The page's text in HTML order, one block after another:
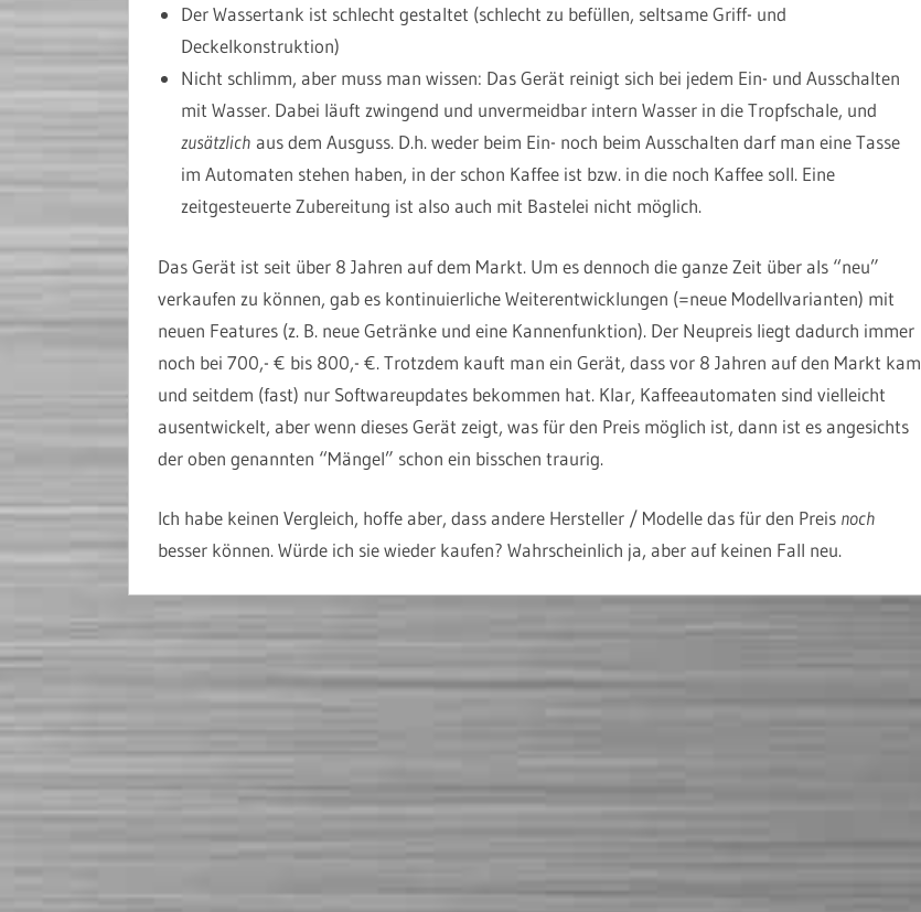
Der Wassertank ist schlecht gestaltet (schlecht zu befüllen, seltsame Griff- und
Deckelkonstruktion)
Nicht schlimm, aber muss man wissen: Das Gerät reinigt sich bei jedem Ein- und Ausschalten
mit Wasser. Dabei läuft zwingend und unvermeidbar intern Wasser in die Tropfschale, und
zusätzlich aus dem Ausguss. D.h. weder beim Ein- noch beim Ausschalten darf man eine Tasse
im Automaten stehen haben, in der schon Kaffee ist bzw. in die noch Kaffee soll. Eine
zeitgesteuerte Zubereitung ist also auch mit Bastelei nicht möglich.
Das Gerät ist seit über 8 Jahren auf dem Markt. Um es dennoch die ganze Zeit über als “neu”
verkaufen zu können, gab es kontinuierliche Weiterentwicklungen (=neue Modellvarianten) mit
neuen Features (z. B. neue Getränke und eine Kannenfunktion). Der Neupreis liegt dadurch immer
noch bei 700,- € bis 800,- €. Trotzdem kauft man ein Gerät, dass vor 8 Jahren auf den Markt kam
und seitdem (fast) nur Softwareupdates bekommen hat. Klar, Kaffeeautomaten sind vielleicht
ausentwickelt, aber wenn dieses Gerät zeigt, was für den Preis möglich ist, dann ist es angesichts
der oben genannten “Mängel” schon ein bisschen traurig.
Ich habe keinen Vergleich, hoffe aber, dass andere Hersteller / Modelle das für den Preis noch
besser können. Würde ich sie wieder kaufen? Wahrscheinlich ja, aber auf keinen Fall neu.